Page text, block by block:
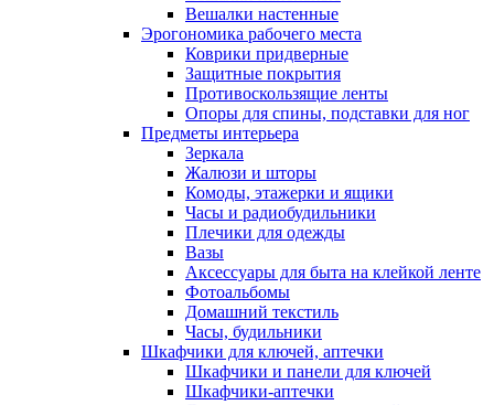
Вешалки настенные
Эрогономика рабочего места
Коврики придверные
Защитные покрытия
Противоскользящие ленты
Опоры для спины, подставки для ног
Предметы интерьера
Зеркала
Жалюзи и шторы
Комоды, этажерки и ящики
Часы и радиобудильники
Плечики для одежды
Вазы
Аксессуары для быта на клейкой ленте
Фотоальбомы
Домашний текстиль
Часы, будильники
Шкафчики для ключей, аптечки
Шкафчики и панели для ключей
Шкафчики-аптечки